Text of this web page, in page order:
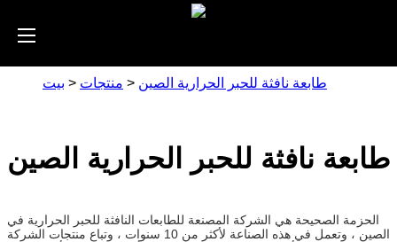
بيت > منتجات > طابعة نافثة للحبر الحرارية الصين
طابعة نافثة للحبر الحرارية الصين
الحزمة الصحيحة هي الشركة المصنعة للطابعات النافثة للحبر الحرارية في
الصين ، وتعمل في هذه الصناعة لأكثر من 10 سنوات ، وتباع منتجات الشركة